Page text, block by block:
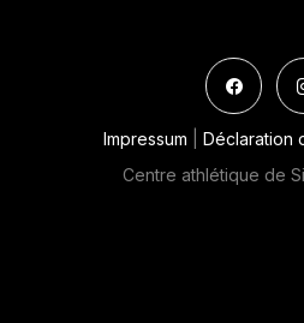
Impressum
Déclaration
Centre athlétique de